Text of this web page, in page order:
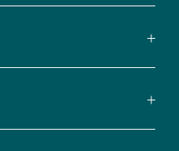
parte
Redoute.
de